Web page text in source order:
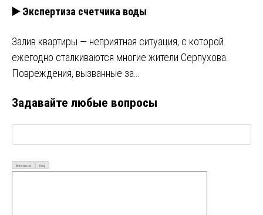
▶️ Экспертиза счетчика воды
Залив квартиры — неприятная ситуация, с которой
ежегодно сталкиваются многие жители Серпухова.
Повреждения, вызванные за…
Задавайте любые вопросы
Визуально Код